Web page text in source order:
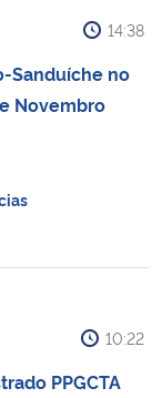
14:38
Sanduíche no
Novembro
10:22
PPGCTA